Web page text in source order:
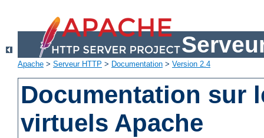
Apache > Serveur HTTP > Documentation > Version 2.4
Documentation sur
virtuels Apache